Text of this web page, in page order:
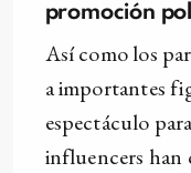
promoción
Así como los
a importantes
espectáculo
influencers han